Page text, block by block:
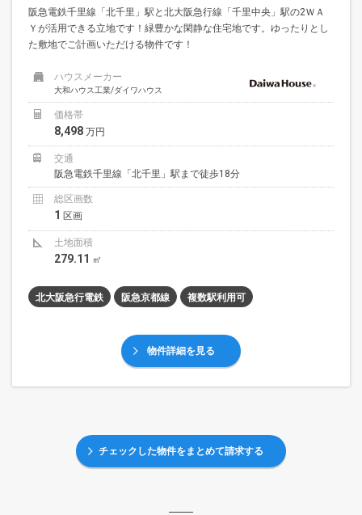
阪急電鉄千里線「北千里」駅と北大阪急行線「千里中央」駅の2ＷＡ
Ｙが活用できる立地です！緑豊かな閑静な住宅地です。ゆったりとし
た敷地でご計画いただける物件です！
ハウスメーカー
大和ハウス工業/ダイワハウス
価格帯
8,498 万円
交通
阪急電鉄千里線「北千里」駅まで徒歩18分
総区画数
1 区画
土地面積
279.11 ㎡
北大阪急行電鉄 阪急京都線 複数駅利用可
物件詳細を見る
チェックした物件をまとめて請求する